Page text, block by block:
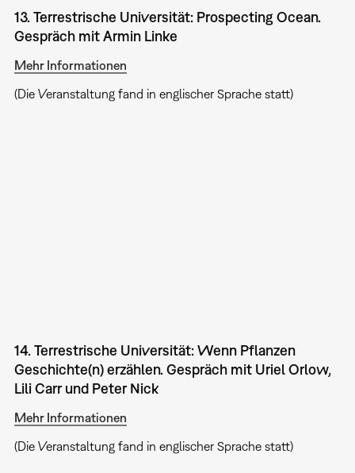
13. Terrestrische Universität: Prospecting Ocean.
Gespräch mit Armin Linke
Mehr Informationen
(Die Veranstaltung fand in englischer Sprache statt)
14. Terrestrische Universität: Wenn Pflanzen
Geschichte(n) erzählen. Gespräch mit Uriel Orlow,
Lili Carr und Peter Nick
Mehr Informationen
(Die Veranstaltung fand in englischer Sprache statt)